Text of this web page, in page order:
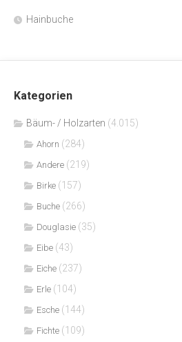
Hainbuche
Kategorien
Bäum- / Holzarten (4.015)
Ahorn (284)
Andere (219)
Birke (157)
Buche (266)
Douglasie (35)
Eibe (43)
Eiche (237)
Erle (104)
Esche (144)
Fichte (109)